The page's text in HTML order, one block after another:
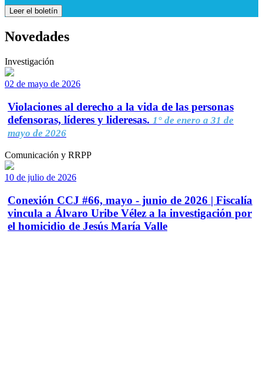
Leer el boletín
Novedades
Investigación
02 de mayo de 2026
Violaciones al derecho a la vida de las personas
defensoras, líderes y lideresas. 1° de enero a 31 de
mayo de 2026
Comunicación y RRPP
10 de julio de 2026
Conexión CCJ #66, mayo - junio de 2026 | Fiscalía
vincula a Álvaro Uribe Vélez a la investigación por
el homicidio de Jesús María Valle